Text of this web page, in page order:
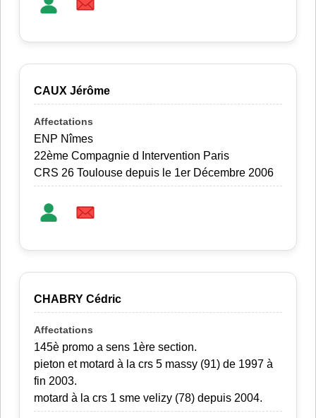
CAUX Jérôme
ENP Nîmes
22ème Compagnie d Intervention Paris
CRS 26 Toulouse depuis le 1er Décembre 2006
CHABRY Cédric
145è promo a sens 1ère section.
pieton et motard à la crs 5 massy (91) de 1997 à
fin 2003.
motard à la crs 1 sme velizy (78) depuis 2004.